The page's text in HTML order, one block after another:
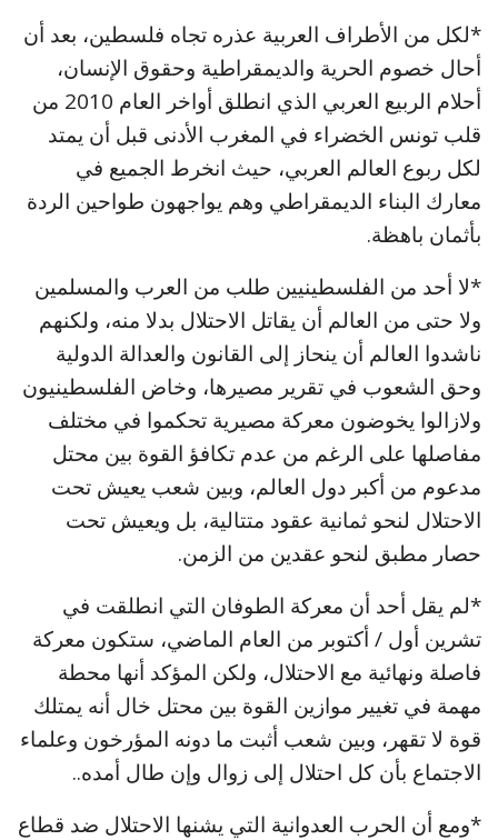
*لكل من الأطراف العربية عذره تجاه فلسطين، بعد أن
أحال خصوم الحرية والديمقراطية وحقوق الإنسان،
أحلام الربيع العربي الذي انطلق أواخر العام 2010 من
قلب تونس الخضراء في المغرب الأدنى قبل أن يمتد
لكل ربوع العالم العربي، حيث انخرط الجميع في
معارك البناء الديمقراطي وهم يواجهون طواحين الردة
بأثمان باهظة.
*لا أحد من الفلسطينيين طلب من العرب والمسلمين
ولا حتى من العالم أن يقاتل الاحتلال بدلا منه، ولكنهم
ناشدوا العالم أن ينحاز إلى القانون والعدالة الدولية
وحق الشعوب في تقرير مصيرها، وخاض الفلسطينيون
ولازالوا يخوضون معركة مصيرية تحكموا في مختلف
مفاصلها على الرغم من عدم تكافؤ القوة بين محتل
مدعوم من أكبر دول العالم، وبين شعب يعيش تحت
الاحتلال لنحو ثمانية عقود متتالية، بل ويعيش تحت
حصار مطبق لنحو عقدين من الزمن.
*لم يقل أحد أن معركة الطوفان التي انطلقت في
تشرين أول / أكتوبر من العام الماضي، ستكون معركة
فاصلة ونهائية مع الاحتلال، ولكن المؤكد أنها محطة
مهمة في تغيير موازين القوة بين محتل خال أنه يمتلك
قوة لا تقهر، وبين شعب أثبت ما دونه المؤرخون وعلماء
الاجتماع بأن كل احتلال إلى زوال وإن طال أمده..
*ومع أن الحرب العدوانية التي يشنها الاحتلال ضد قطاع